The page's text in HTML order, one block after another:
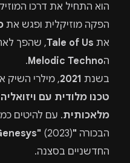
הוא התחיל את דרכו
הפקה מוזיקלית ופגש את
את Tale of Us, שהפך
הMelodic Techno
.
בשנת 2021, מילרי השיק
מלאכותית. עם להיטים
הבכורה "Genesys"
החדשניים בסצנה.